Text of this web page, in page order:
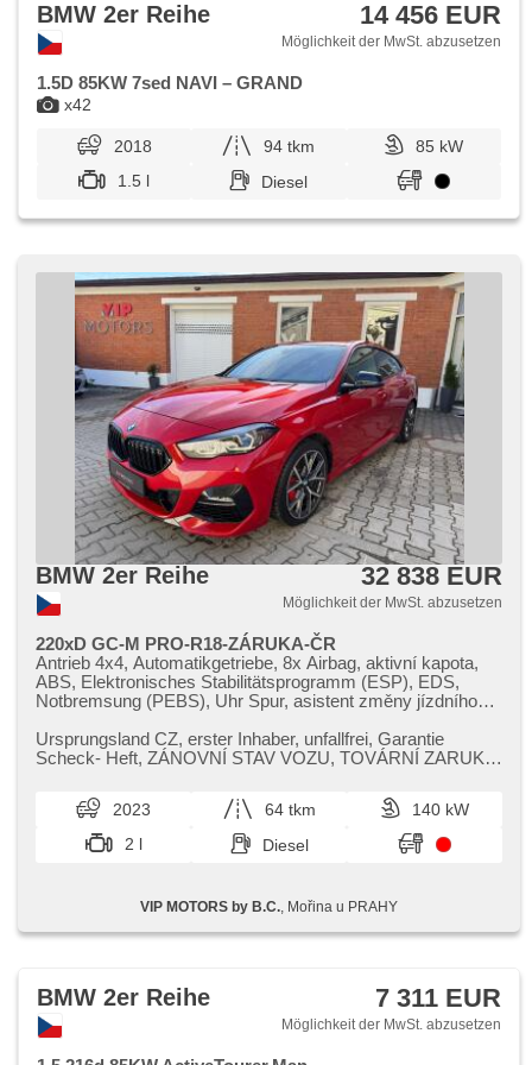
x42
BMW 2er Reihe 14 456 EUR
Möglichkeit der MwSt. abzusetzen
1.5D 85KW 7sed NAVI – GRAND
2018 94 tkm
85 kW
1.5 l
Diesel
BMW 2er Reihe 32 838 EUR
Möglichkeit der MwSt. abzusetzen
220xD GC-M PRO-R18-ZÁRUKA-ČR
Antrieb 4x4, Automatikgetriebe, 8x Airbag, aktivní kapota,
ABS, Elektronisches Stabilitätsprogramm (ESP), EDS,
Notbremsung (PEBS), Uhr Spur, asistent změny jízdního
Geschwindigkeitsregelung, Tempomat, LED adaptivní
světlomety, Schaltflutlicht, LED denní svícení, automatické
digitální přístrojový štít, ovládání gesty, volba jízdního
režimu, elektronická ruční brzda, Navigation, parkovací
senzory přední, parkovací senzory zadní, Fahrkamera,
bezklíčové startování, bezklíčové odemykání, Lichtsensor,
volantem, hands free, Android Auto, Apple CarPlay,
bezdrátová nabíječka mobilních telefonů, Bluetooth, El.
Zentralverriegelung mit Funkfernbedienung,
Zentralverriegelung, Ledersitze, isofix, Lederpolsterung,
ambientní osvětlení interiéru, beheizte Sitze, El. einstellbare
Sitze, höheneinstellbare Fahrersitz, paměť nastavení
Ursprungsland CZ,​ erster Inhaber,​ unfallfrei,​ Garantie
Scheck​- Heft,​ ZÁNOVNÍ STAV VOZU,​ TOVÁRNÍ ZARUKA
2023 64 tkm
140 kW
2 l
Diesel
VIP MOTORS by B.C. , Mořina u PRAHY
BMW 2er Reihe 7 311 EUR
Möglichkeit der MwSt. abzusetzen